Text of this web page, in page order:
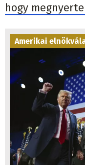
hogy
Amerikai